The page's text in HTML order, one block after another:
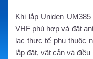
Khi lắp Uniden
VHF phù hợp và đặt
lạc thực tế phụ thuộc
lắp đặt, vật cản và